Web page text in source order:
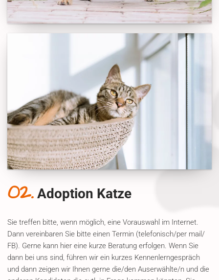
02. Adoption Katze
Sie treffen bitte, wenn möglich, eine Vorauswahl im Internet.
Dann vereinbaren Sie bitte einen Termin (telefonisch/per mail/
FB). Gerne kann hier eine kurze Beratung erfolgen. Wenn Sie
dann bei uns sind, führen wir ein kurzes Kennenlerngespräch
und dann zeigen wir Ihnen gerne die/den Auserwählte/n und die